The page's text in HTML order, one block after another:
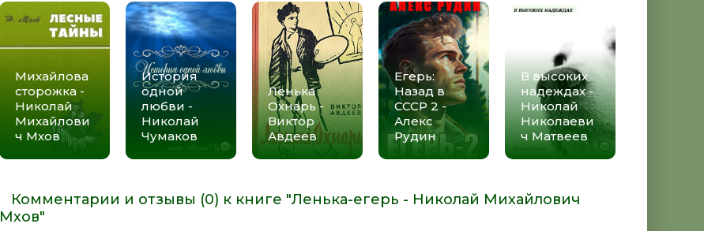
Михайлова
сторожка -
Николай
Михайлови
ч Мхов
История
одной
любви -
Николай
Чумаков
Ленька
Охнарь -
Виктор
Авдеев
Егерь:
Назад в
СССР 2 -
Алекс
Рудин
В высоких
надеждах -
Николай
Николаеви
ч Матвеев
Комментарии и отзывы (0) к книге "Ленька-егерь - Николай Михайлович
Мхов"